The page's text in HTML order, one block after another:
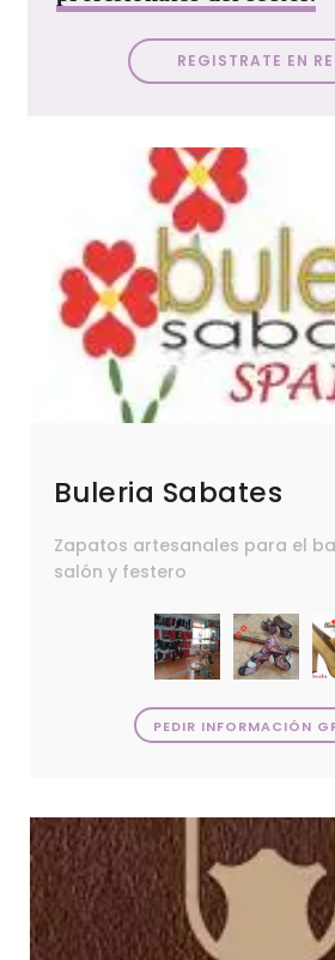
REGISTRATE EN
Buleria Sabates
Zapatos artesanales para el
salón y festero
PEDIR INFORMACIÓN